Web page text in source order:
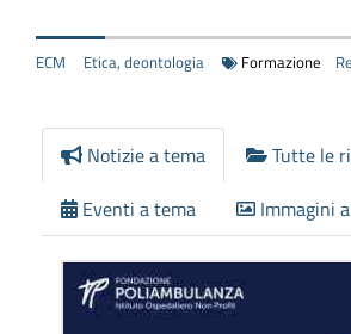
ECM Etica, deontologia Formazione
Notizie a tema
Tutte le
Eventi a tema
Immagini